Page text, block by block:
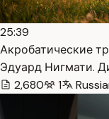
25:39
Акробатические
Эдуард Нигмати.
2,680
1